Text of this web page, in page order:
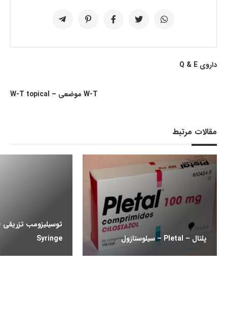
داروی Q & E
W-T موضعی – W-T topical
مقالات مرتبط
پلتال – Pletal – سیلوستازول Syringe